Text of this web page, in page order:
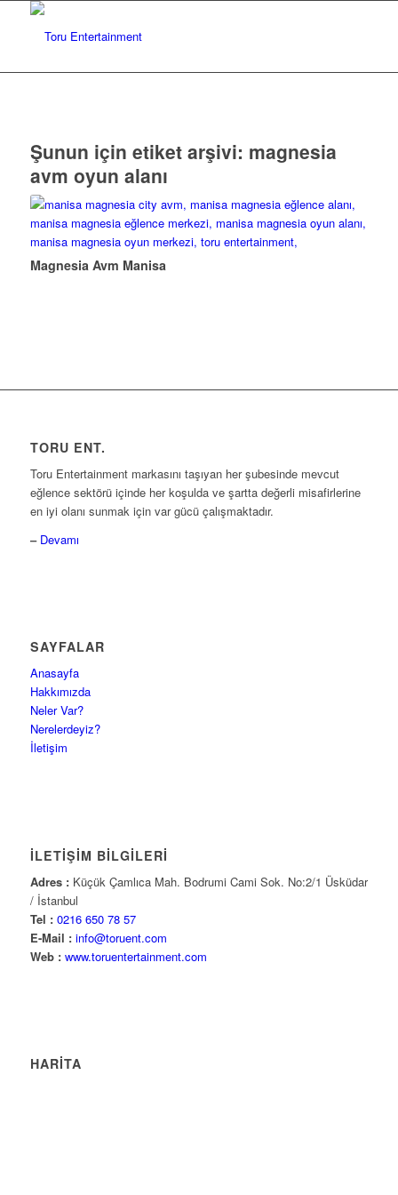
Şunun için etiket arşivi: magnesia
avm oyun alanı
Magnesia Avm Manisa
TORU ENT.
Toru Entertainment markasını taşıyan her şubesinde mevcut
eğlence sektörü içinde her koşulda ve şartta değerli misafirlerine
en iyi olanı sunmak için var gücü çalışmaktadır.
– Devamı
SAYFALAR
Anasayfa
Hakkımızda
Neler Var?
Nerelerdeyiz?
İletişim
İLETİŞİM BİLGİLERİ
Adres :Küçük Çamlıca Mah. Bodrumi Cami Sok. No:2/1 Üsküdar
/ İstanbul
Tel : 0216 650 78 57
E-Mail : info@toruent.com
Web : www.toruentertainment.com
HARİTA